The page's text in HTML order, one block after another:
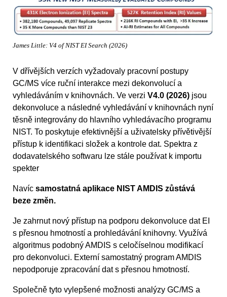
James Little: V4 of NIST EI Search (2026)
V dřívějších verzích vyžadovaly pracovní postupy
GC/MS více ruční interakce mezi dekonvolucí a
vyhledáváním v knihovnách. Ve verzi V4.0 (2026) jsou
dekonvoluce a následné vyhledávání v knihovnách nyní
těsně integrovány do hlavního vyhledávacího programu
NIST. To poskytuje efektivnější a uživatelsky přívětivější
přístup k identifikaci složek a kontrole dat. Spektra z
dodavatelského softwaru lze stále používat k importu
spekter
Navíc samostatná aplikace NIST AMDIS zůstává
beze změn.
Je zahrnut nový přístup na podporu dekonvoluce dat EI
s přesnou hmotností a prohledávání knihovny. Využívá
algoritmus podobný AMDIS s celočíselnou modifikací
pro dekonvoluci. Externí samostatný program AMDIS
nepodporuje zpracování dat s přesnou hmotností.
Společně tyto vylepšené možnosti analýzy GC/MS a